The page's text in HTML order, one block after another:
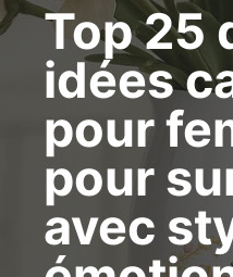
Top 25
idées
pour
pour
avec